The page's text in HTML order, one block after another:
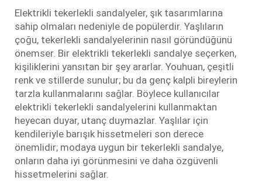
Elektrikli tekerlekli sandalyeler, şık tasarımlarına
sahip olmaları nedeniyle de popülerdir. Yaşlıların
çoğu, tekerlekli sandalyelerinin nasıl göründüğünü
önemser. Bir elektrikli tekerlekli sandalye seçerken,
kişiliklerini yansıtan bir şey ararlar. Youhuan, çeşitli
renk ve stillerde sunulur; bu da genç kalpli bireylerin
tarzla kullanmalarını sağlar. Böylece kullanıcılar
elektrikli tekerlekli sandalyelerini kullanmaktan
heyecan duyar, utanç duymazlar. Yaşlılar için
kendileriyle barışık hissetmeleri son derece
önemlidir; modaya uygun bir tekerlekli sandalye,
onların daha iyi görünmesini ve daha özgüvenli
hissetmelerini sağlar.